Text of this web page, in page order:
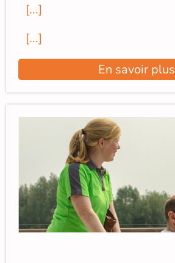
[...]
[...]
En savoir plus